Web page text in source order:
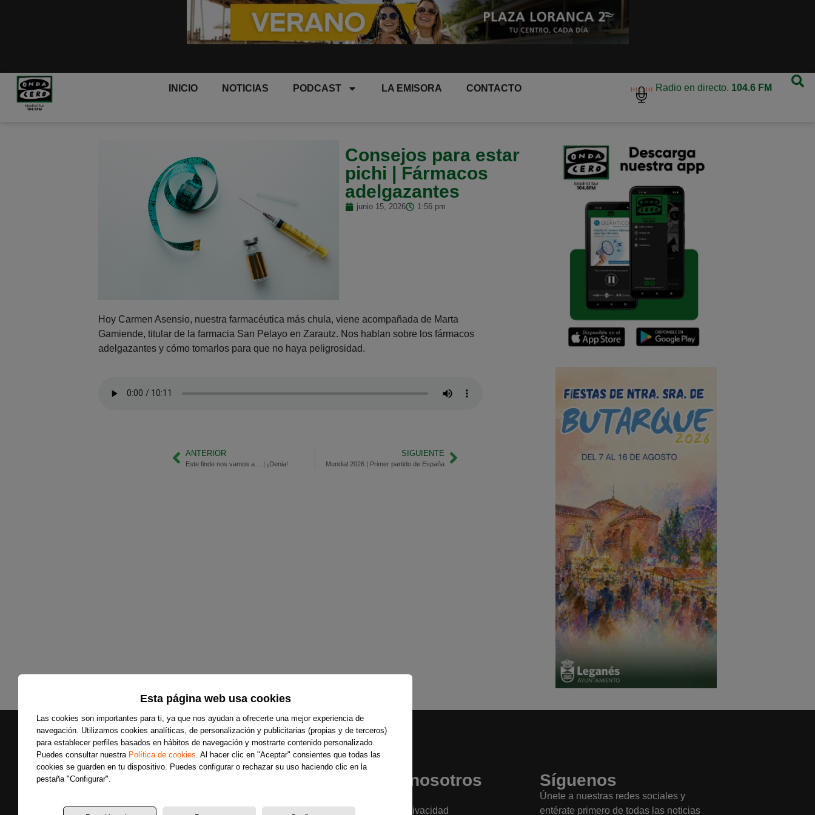
Esta página web usa cookies
Las cookies son importantes para ti, ya que nos ayudan a ofrecerte una mejor experiencia de
navegación. Utilizamos cookies analíticas, de personalización y publicitarias (propias y de terceros)
para establecer perfiles basados en hábitos de navegación y mostrarte contenido personalizado.
Puedes consultar nuestra Política de cookies. Al hacer clic en "Aceptar" consientes que todas las
cookies se guarden en tu dispositivo. Puedes configurar o rechazar su uso haciendo clic en la
pestaña "Configurar".
INICIO NOTICIAS PODCAST LA EMISORA CONTACTO Radio en directo. 104.6 FM
Consejos para estar
pichi | Fármacos
adelgazantes
junio 15, 2026 1:56 pm
Hoy Carmen Asensio, nuestra farmacéutica más chula, viene acompañada de Marta
Gamiende, titular de la farmacia San Pelayo en Zarautz. Nos hablan sobre los fármacos
adelgazantes y cómo tomarlos para que no haya peligrosidad.
ANTERIOR
Este finde nos vamos a… | ¡Denia!
SIGUIENTE
Mundial 2026 | Primer partido de España
Sobre nosotros
Política de privacidad
Síguenos
Únete a nuestras redes sociales y
entérate primero de todas las noticias